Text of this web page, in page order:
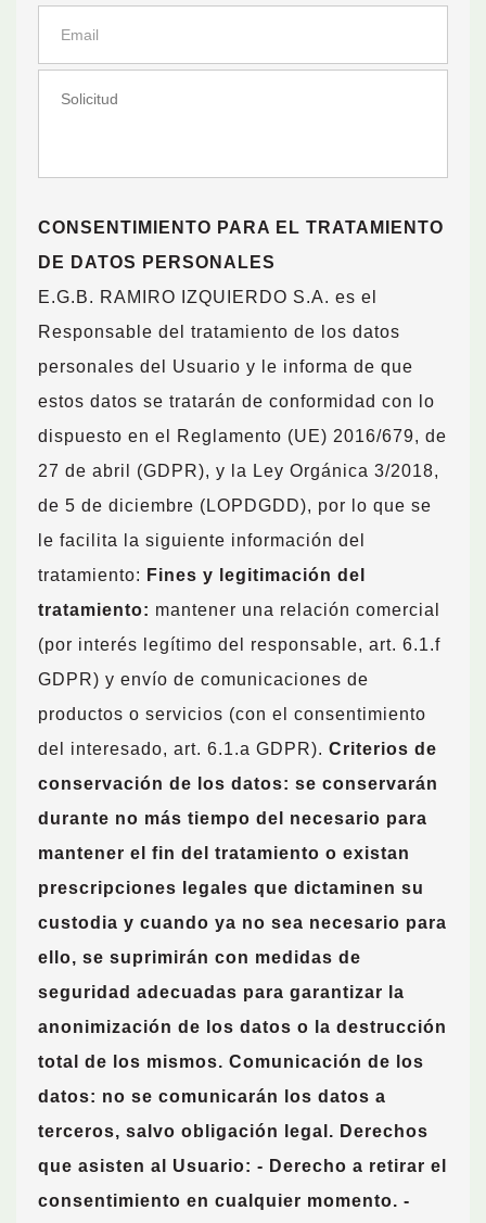
CONSENTIMIENTO PARA EL TRATAMIENTO
DE DATOS PERSONALES
E.G.B. RAMIRO IZQUIERDO S.A. es el
Responsable del tratamiento de los datos
personales del Usuario y le informa de que
estos datos se tratarán de conformidad con lo
dispuesto en el Reglamento (UE) 2016/679, de
27 de abril (GDPR), y la Ley Orgánica 3/2018,
de 5 de diciembre (LOPDGDD), por lo que se
le facilita la siguiente información del
tratamiento: Fines y legitimación del
tratamiento: mantener una relación comercial
(por interés legítimo del responsable, art. 6.1.f
GDPR) y envío de comunicaciones de
productos o servicios (con el consentimiento
del interesado, art. 6.1.a GDPR). Criterios de
conservación de los datos: se conservarán
durante no más tiempo del necesario para
mantener el fin del tratamiento o existan
prescripciones legales que dictaminen su
custodia y cuando ya no sea necesario para
ello, se suprimirán con medidas de
seguridad adecuadas para garantizar la
anonimización de los datos o la destrucción
total de los mismos. Comunicación de los
datos: no se comunicarán los datos a
terceros, salvo obligación legal. Derechos
que asisten al Usuario: - Derecho a retirar el
consentimiento en cualquier momento. -